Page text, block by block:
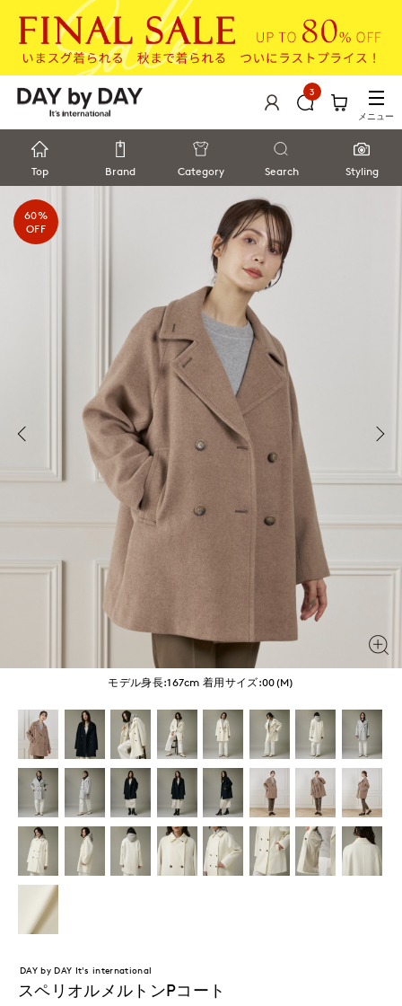
3
メニュー
Top Brand Category Search Styling
モデル身長:167cm 着用サイズ:00(M)
60%
OFF
DAY by DAY It's international
スペリオルメルトンPコート